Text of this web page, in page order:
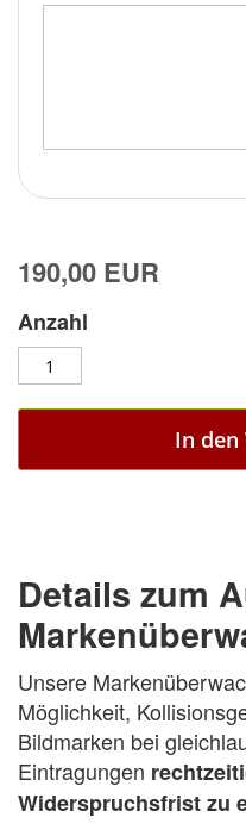
190,00 EUR
Anzahl
In den
Details zum
Unsere
Möglichkeit,
Bildmarken bei
Eintragungen
Widerspruchsfrist zu